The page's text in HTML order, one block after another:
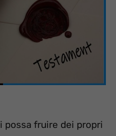
possa fruire dei propri